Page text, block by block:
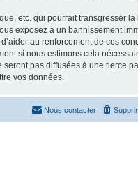
etc. qui pourrait transgresser
exposez à un bannissement
au renforcement de ces
si nous estimons cela
pas diffusées à une tierce
vos données.
Nous contacter